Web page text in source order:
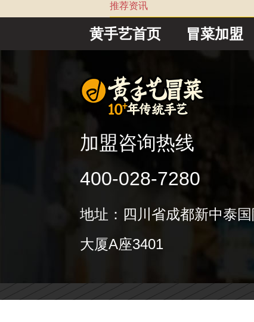
推荐资讯
黄手艺首页 冒菜加盟
加盟咨询热线
400-028-7280
地址：四川省成都新中泰
大厦A座3401